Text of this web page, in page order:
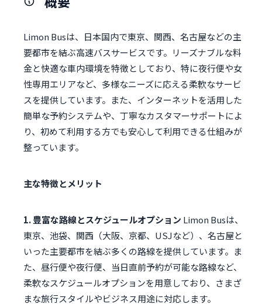
Limon Busは、日本国内で東京、関西、名古屋などの主
要都市を結ぶ高速バスサービスです。リーズナブルな料
金と快適な車内環境を特徴としており、特に夜行便や女
性専用エリアなど、多様なニーズに応える柔軟なサービ
スを提供しています。また、インターネットを活用した
簡単な予約システムや、丁寧なカスタマーサポートによ
り、初めて利用する方でも安心して利用できる仕組みが
整っています。
主な特徴とメリット
1. 豊富な路線とスケジュールオプション Limon Busは、
東京、池袋、関西（大阪、京都、USJなど）、名古屋と
いった主要都市を結ぶ多くの路線を提供しています。ま
た、昼行便や夜行便、当日直前予約が可能な路線など、
柔軟なスケジュールオプションを用意しており、さまざ
まな旅行スタイルやビジネス用途に対応します。